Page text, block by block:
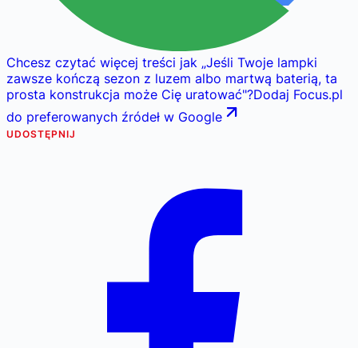
Chcesz czytać więcej treści jak „Jeśli Twoje lampki
zawsze kończą sezon z luzem albo martwą baterią, ta
prosta konstrukcja może Cię uratować"?Dodaj Focus.pl
do preferowanych źródeł w Google
UDOSTĘPNIJ